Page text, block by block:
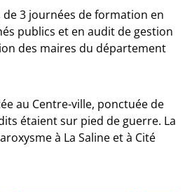
de 3 journées de formation en
publics et en audit de gestion
des maires du département
au Centre-ville, ponctuée de
étaient sur pied de guerre. La
à La Saline et à Cité